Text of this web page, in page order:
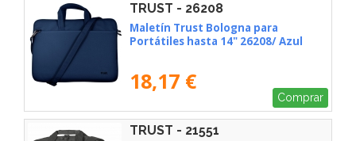
TRUST - 26208
Maletín Trust Bologna para
Portátiles hasta 14" 26208/ Azul
18,17 €
Comprar
TRUST - 21551